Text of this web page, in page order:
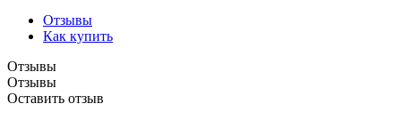
Отзывы
Как купить
Отзывы
Отзывы
Оставить отзыв